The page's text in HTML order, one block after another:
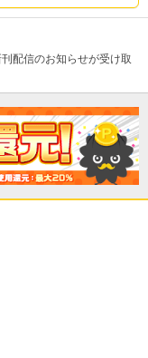
配信のお知らせが受け取